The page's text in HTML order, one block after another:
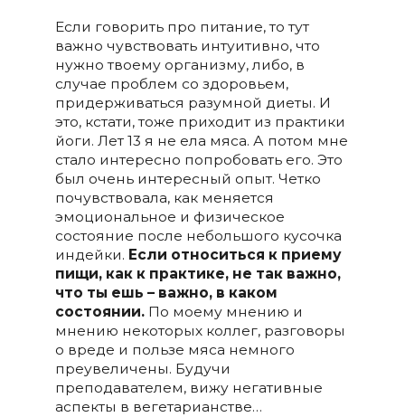
Если говорить про питание, то тут
важно чувствовать интуитивно, что
нужно твоему организму, либо, в
случае проблем со здоровьем,
придерживаться разумной диеты. И
это, кстати, тоже приходит из практики
йоги. Лет 13 я не ела мяса. А потом мне
стало интересно попробовать его. Это
был очень интересный опыт. Четко
почувствовала, как меняется
эмоциональное и физическое
состояние после небольшого кусочка
индейки. Если относиться к приему
пищи, как к практике, не так важно,
что ты ешь – важно, в каком
состоянии.По моему мнению и
мнению некоторых коллег, разговоры
о вреде и пользе мяса немного
преувеличены. Будучи
преподавателем, вижу негативные
аспекты в вегетарианстве…